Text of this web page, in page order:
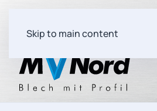
Skip to main content